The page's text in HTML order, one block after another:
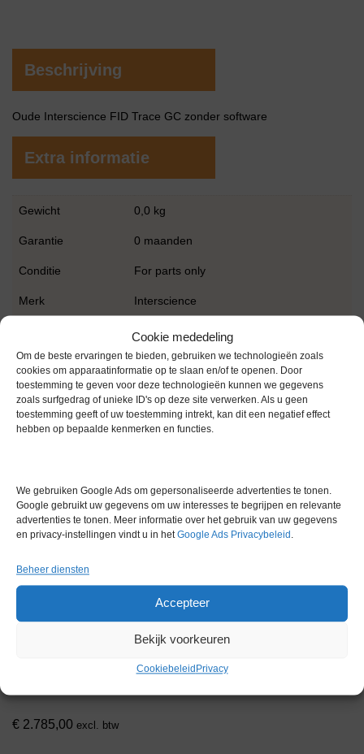
Cookie mededeling
Om de beste ervaringen te bieden, gebruiken we technologieën zoals
cookies om apparaatinformatie op te slaan en/of te openen. Door
toestemming te geven voor deze technologieën kunnen we gegevens
zoals surfgedrag of unieke ID's op deze site verwerken. Als u geen
toestemming geeft of uw toestemming intrekt, kan dit een negatief effect
hebben op bepaalde kenmerken en functies.
We gebruiken Google Ads om gepersonaliseerde advertenties te tonen.
Google gebruikt uw gegevens om uw interesses te begrijpen en relevante
advertenties te tonen. Meer informatie over het gebruik van uw gegevens
en privacy-instellingen vindt u in hetGoogle Ads Privacybeleid .
Beheer diensten
Accepteer
Bekijk voorkeuren
Cookiebeleid Privacy
Beschrijving
Oude Interscience FID Trace GC zonder software
Extra informatie
Gewicht 0,0 kg
Garantie 0 maanden
Conditie For parts only
Merk Interscience
Gerelateerde producten
Via bemiddeling
LIBRARY, NIST 2017, MASS
€ 2.785,00 excl. btw